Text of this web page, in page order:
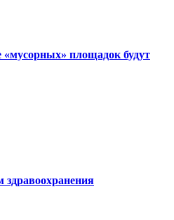
«мусорных» площадок будут